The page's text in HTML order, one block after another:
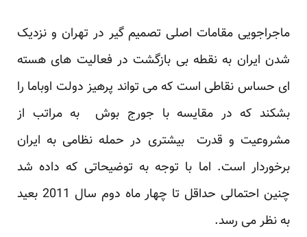
ماجراجویی مقامات اصلی تصمیم گیر در تهران و نزدیک
شدن ایران به نقطه بی بازگشت در فعالیت های هسته
ای حساس نقاطی است که می تواند پرهیز دولت اوباما را
بشکند که در مقایسه با جورج بوش به مراتب از
مشروعیت و قدرت بیشتری در حمله نظامی به ایران
برخوردار است. اما با توجه به توضیحاتی که داده شد
چنین احتمالی حداقل تا چهار ماه دوم سال 2011 بعید
به نظر می رسد.